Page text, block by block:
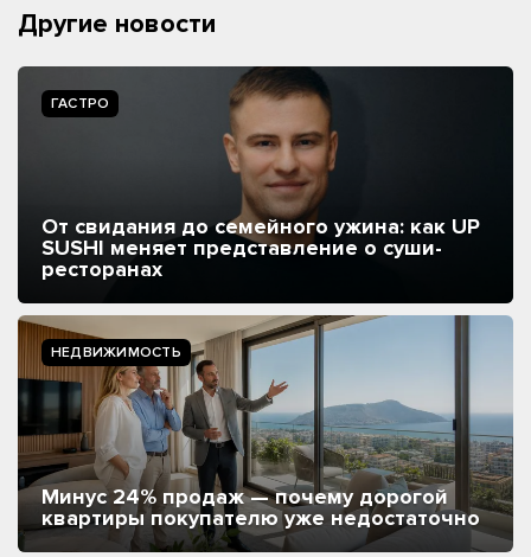
Другие новости
ГАСТРО
От свидания до семейного ужина: как UP
SUSHI меняет представление о суши-
ресторанах
НЕДВИЖИМОСТЬ
Минус 24% продаж — почему дорогой
квартиры покупателю уже недостаточно